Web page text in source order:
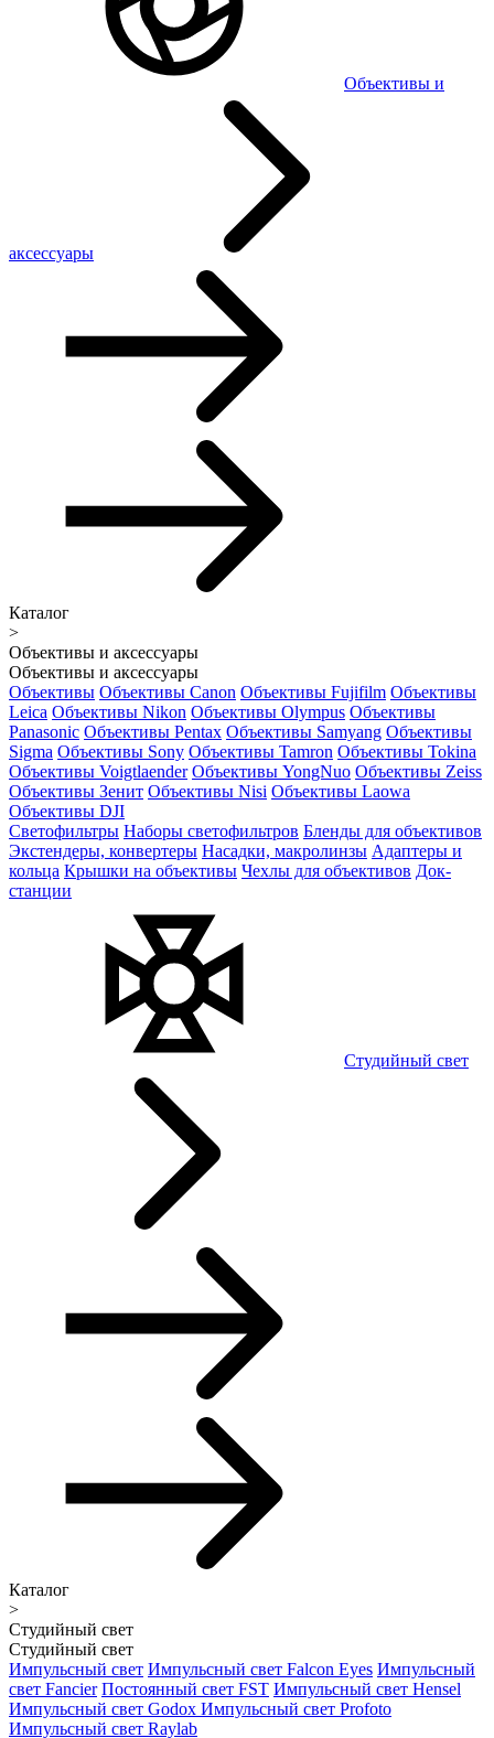
Объективы и
аксессуары
Каталог
>
Объективы и аксессуары
Объективы и аксессуары
Объективы Объективы Canon Объективы Fujifilm Объективы
Leica Объективы Nikon Объективы Olympus Объективы
Panasonic Объективы Pentax Объективы Samyang Объективы
Sigma Объективы Sony Объективы Tamron Объективы Tokina
Объективы Voigtlaender Объективы YongNuo Объективы Zeiss
Объективы Зенит Объективы Nisi Объективы Laowa
Объективы DJI
Светофильтры Наборы светофильтров Бленды для объективов
Экстендеры, конвертеры Насадки, макролинзы Адаптеры и
кольца Крышки на объективы Чехлы для объективов Док-
станции
Студийный свет
Каталог
>
Студийный свет
Студийный свет
Импульсный свет Импульсный свет Falcon Eyes Импульсный
свет Fancier Постоянный свет FST Импульсный свет Hensel
Импульсный свет Godox Импульсный свет Profoto
Импульсный свет Raylab